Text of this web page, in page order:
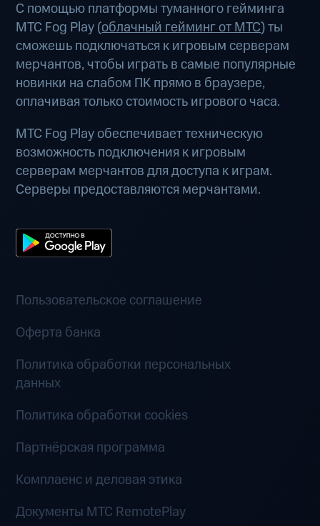
С помощью платформы туманного гейминга
МТС Fog Play (облачный гейминг от МТС) ты
сможешь подключаться к игровым серверам
мерчантов, чтобы играть в самые популярные
новинки на слабом ПК прямо в браузере,
оплачивая только стоимость игрового часа.
МТС Fog Play обеспечивает техническую
возможность подключения к игровым
серверам мерчантов для доступа к играм.
Серверы предоставляются мерчантами.
Пользовательское соглашение
Оферта банка
Политика обработки персональных
данных
Политика обработки cookies
Партнёрская программа
Комплаенс и деловая этика
Документы MTC RemotePlay